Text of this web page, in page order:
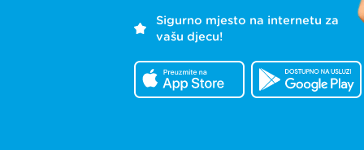
Sigurno mjesto na internetu za
vašu djecu!